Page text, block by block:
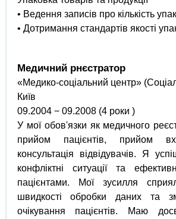
• Ведення записів про кількість
• Дотримання стандартів якості
Медичний рнєстратор
«Медико-соціальний центр»
Київ
09.2004 − 09.2008 (4 роки )
У мої обов'язки як медичного
прийом пацієнтів, прийом
консультація відвідувачів. Я
конфліктні ситуації та
пацієнтами. Мої зусилля
швидкості обробки даних та
очікування пацієнтів. Маю